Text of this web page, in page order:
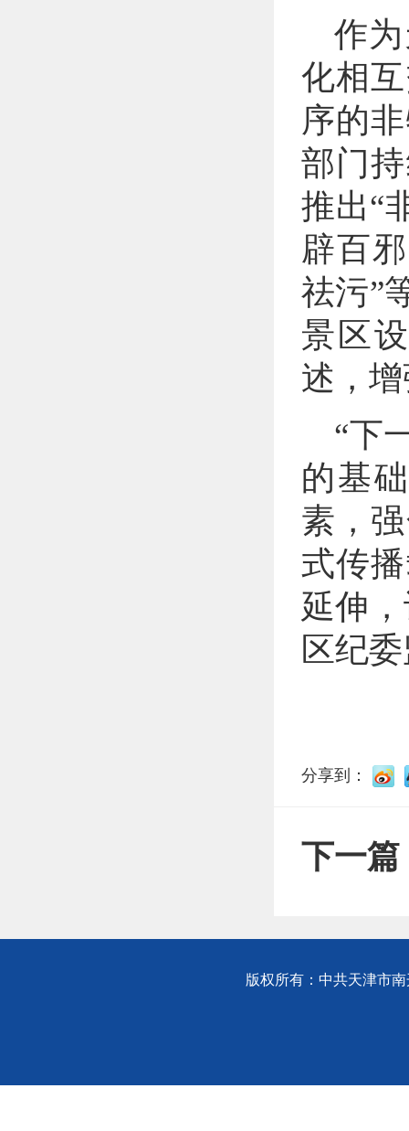
作
化相
序的
部门
推出“
辟百
祛污”
景区
述，
“下
的基
素，
式传
延伸
区纪
分享到：
下一篇
版权所有：中共天津市